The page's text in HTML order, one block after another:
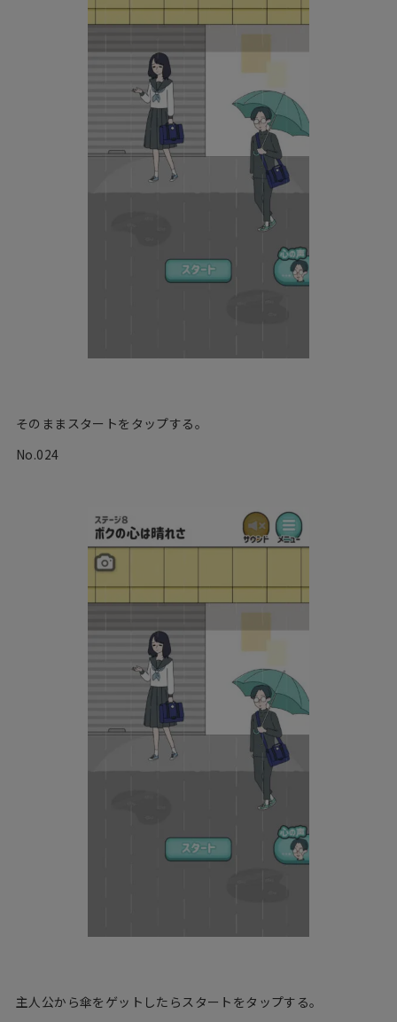
そのままスタートをタップする。
No.024
主人公から傘をゲットしたらスタートをタップする。